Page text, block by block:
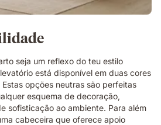
seja um reflexo do teu estilo
está disponível em duas cores
opções neutras são perfeitas
esquema de decoração,
sofisticação ao ambiente. Para além
cabeceira que oferece apoio